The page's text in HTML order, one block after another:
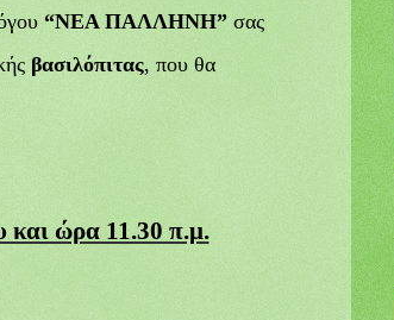
“ΝΕΑ ΠΑΛΛΗΝΗ” σας
βασιλόπιτας, που θα
και ώρα 11.30 π.μ.